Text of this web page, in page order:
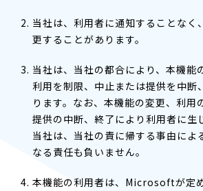
当社は、利用者に通知することなく
更することがあります。
当社は、当社の都合により、本機能
利用を制限、中止または提供を中断
ります。なお、本機能の変更、利用
提供の中断、終了により利用者に生
当社は、当社の責に帰する事由によ
なる責任も負いません。
本機能の利用者は、Microsoftが定